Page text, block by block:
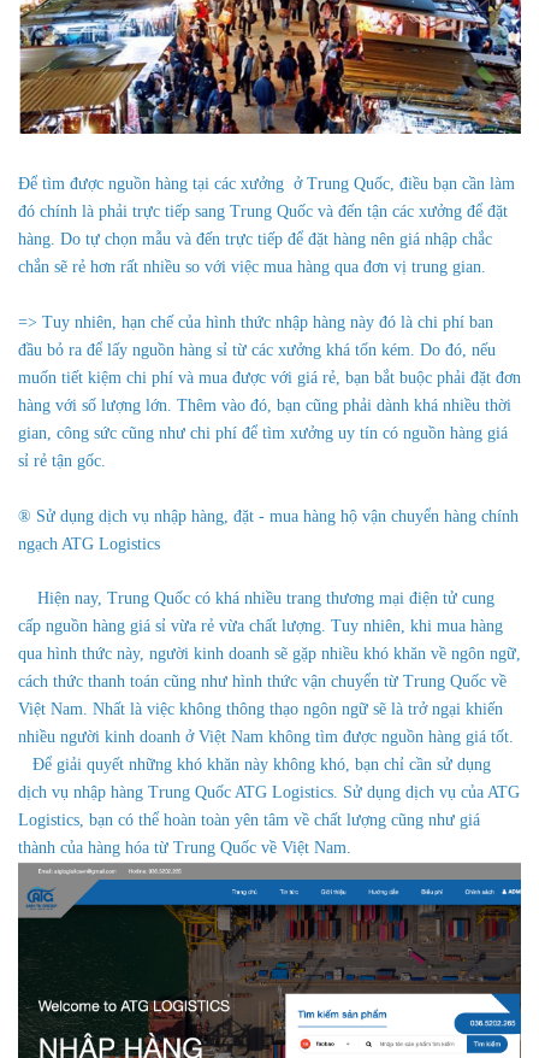
Để tìm được nguồn hàng tại các xưởng ở Trung Quốc, điều bạn cần làm
đó chính là phải trực tiếp sang Trung Quốc và đến tận các xưởng để đặt
hàng. Do tự chọn mẫu và đến trực tiếp để đặt hàng nên giá nhập chắc
chắn sẽ rẻ hơn rất nhiều so với việc mua hàng qua đơn vị trung gian.
=> Tuy nhiên, hạn chế của hình thức nhập hàng này đó là chi phí ban
đầu bỏ ra để lấy nguồn hàng sỉ từ các xưởng khá tốn kém. Do đó, nếu
muốn tiết kiệm chi phí và mua được với giá rẻ, bạn bắt buộc phải đặt đơn
hàng với số lượng lớn. Thêm vào đó, bạn cũng phải dành khá nhiều thời
gian, công sức cũng như chi phí để tìm xưởng uy tín có nguồn hàng giá
sỉ rẻ tận gốc.
® Sử dụng dịch vụ nhập hàng, đặt - mua hàng hộ vận chuyển hàng chính
ngạch ATG Logistics
Hiện nay, Trung Quốc có khá nhiều trang thương mại điện tử cung
cấp nguồn hàng giá sỉ vừa rẻ vừa chất lượng. Tuy nhiên, khi mua hàng
qua hình thức này, người kinh doanh sẽ gặp nhiều khó khăn về ngôn ngữ,
cách thức thanh toán cũng như hình thức vận chuyển từ Trung Quốc về
Việt Nam. Nhất là việc không thông thạo ngôn ngữ sẽ là trở ngại khiến
nhiều người kinh doanh ở Việt Nam không tìm được nguồn hàng giá tốt.
Để giải quyết những khó khăn này không khó, bạn chỉ cần sử dụng
dịch vụ nhập hàng Trung Quốc ATG Logistics. Sử dụng dịch vụ của ATG
Logistics, bạn có thể hoàn toàn yên tâm về chất lượng cũng như giá
thành của hàng hóa từ Trung Quốc về Việt Nam.